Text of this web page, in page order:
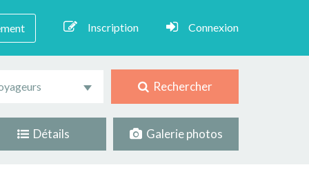
Inscription Connexion
Rechercher
Détails Galerie photos